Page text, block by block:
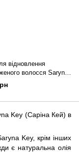
відновлення
волосся Saryna
Repair
Key (Саріна Кей) в
Key, крім інших
є натуральна олія